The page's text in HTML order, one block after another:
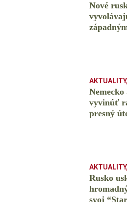
Nové
AKTUALITY,
vyvinúť
presný
AKTUALITY,
Rusko
svoj